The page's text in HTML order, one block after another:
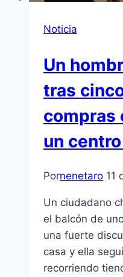
Noticia
Un
tras
compras
un
Pornenetaro 11
Un ciudadano
el balcón de
una fuerte
casa y ella
recorriendo